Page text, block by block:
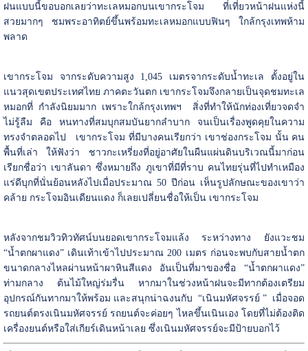
ฝนแบบนี้ขอบอกเลยว่าทะเลหมอกบนเขากระโจม ที่เที่ยวหน้าฝนแห่งนี้
สวยมากๆ ชมพระอาทิตย์ขึ้นพร้อมทะเลหมอกแบบฟินๆ ใกล้กรุงเทพห้าม
พลาด
เขากระโจม จากระดับความสูง 1,045 เมตรจากระดับน้ำทะเล ตั้งอยู่ใน
แนวสุดเขตประเทศไทย ภาคตะวันตก เขากระโจมจึงกลายเป็นจุดชมทะเล
หมอกที่ กำลังนิยมมาก เพราะใกล้กรุงเทพฯ สิ่งที่ทำให้นักท่องเที่ยวจดจำ
ไม่รู้ลืม คือ หนทางที่สมบุกสมบันยากลำบาก จนเป็นเรื่องพูดคุยในความ
ทรงจำตลอดไป เขากระโจม ที่มีบางคนเรียกว่า เขาช่องกระโจม นั้น คน
พื้นที่เล่า ให้ฟังว่า ชาวกะเหรี่ยงที่อยู่อาศัยในผืนแผ่นดินบริเวณนี้มาก่อน
เรียกชื่อว่า เขาลันดา ซึ่งหมายถึง ภูเขาที่มีที่ราบ คนไทยรุ่นที่ไปทำเหมือง
แร่ดีบุกที่นั่นย้อนหลังไปเมื่อประมาณ 50 ปีก่อน เห็นรูปลักษณะของเขาว่า
คล้าย กระโจมอินเดียนแดง ก็เลยเปลี่ยนชื่อให้เป็น เขากระโจม
หลังจากชมวิวทิวทัศน์บนยอดเขากระโจมแล้ง ระหว่างทาง ยังแวะชม
“น้ำตกผาแดง” เดินเท้าเข้าไปประมาณ 200 เมตร ก่อนจะพบกับสายน้ำตก
ขนาดกลางไหลผ่านหน้าผาหินสีแดง อันเป็นที่มาของชื่อ “น้ำตกผาแดง”
ท่ามกลาง ต้นไม้ใหญ่ร่มรื่น หากมาในช่วงหน้าฝนจะมีทากต้องเตรียม
อุปกรณ์กันทากมาให้พร้อม และสนุกน่าฉงนกับ “เนินมหัศจรรย์ ” เมื่อจอด
รถยนต์ตรงเนินมหัศจรรย์ รถยนต์จะค่อยๆ ไหลขึ้นเนินเอง โดยที่ไม่ต้องติด
เครื่องยนต์หรือใส่เกียร์เดินหน้าเลย ซึ่งเนินมหัศจรรย์จะมีป้ายบอกไว้